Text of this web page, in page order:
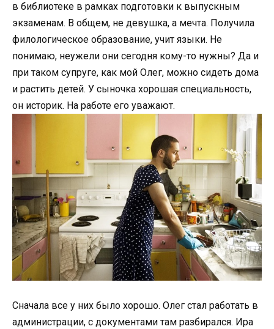
в библиотеке в рамках подготовки к выпускным
экзаменам. В общем, не девушка, а мечта. Получила
филологическое образование, учит языки. Не
понимаю, неужели они сегодня кому-то нужны? Да и
при таком супруге, как мой Олег, можно сидеть дома
и растить детей. У сыночка хорошая специальность,
он историк. На работе его уважают.
Сначала все у них было хорошо. Олег стал работать в
администрации, с документами там разбирался. Ира